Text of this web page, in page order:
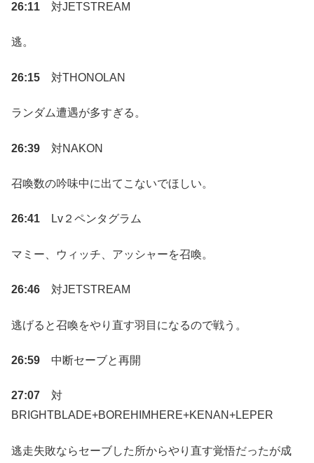
26:11 対JETSTREAM
逃。
26:15 対THONOLAN
ランダム遭遇が多すぎる。
26:39 対NAKON
召喚数の吟味中に出てこないでほしい。
26:41 Lv２ペンタグラム
マミー、ウィッチ、アッシャーを召喚。
26:46 対JETSTREAM
逃げると召喚をやり直す羽目になるので戦う。
26:59 中断セーブと再開
27:07 対
BRIGHTBLADE+BOREHIMHERE+KENAN+LEPER
逃走失敗ならセーブした所からやり直す覚悟だったが成